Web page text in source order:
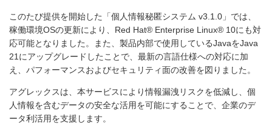
このたび提供を開始した「個人情報秘匿システム v3.1.0」では、
稼働環境OSの更新により、Red Hat® Enterprise Linux® 10にも対
応可能となりました。また、製品内部で使用しているJavaをJava
21にアップグレードしたことで、最新の言語仕様への対応に加
え、パフォーマンスおよびセキュリティ面の改善を図りました。
アグレックスは、本サービスにより情報漏洩リスクを低減し、個
人情報を含むデータの安全な活用を可能にすることで、企業のデ
ータ利活用を支援します。